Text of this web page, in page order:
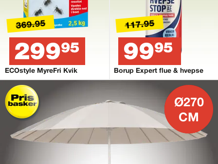
369.95
29995
ECOstyle MyreFri Kvik
117.95
9995
Borup Expert flue & hvepse
Ø270
CM